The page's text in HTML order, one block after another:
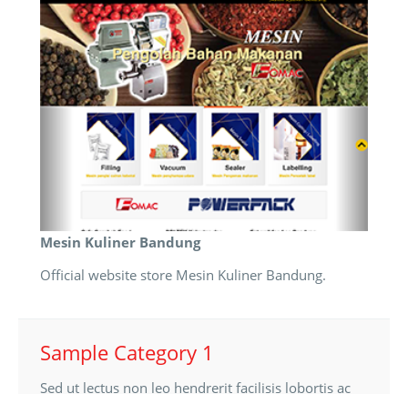
Mesin Kuliner Bandung
Official website store Mesin Kuliner Bandung.
Sample Category 1
Sed ut lectus non leo hendrerit facilisis lobortis ac